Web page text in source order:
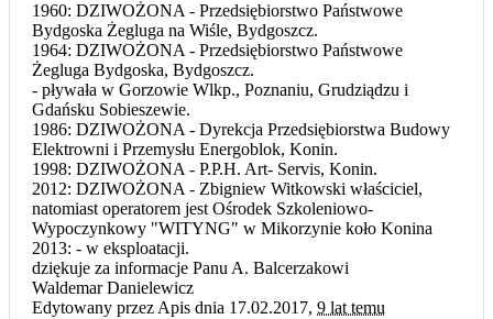
1960: DZIWOŻONA - Przedsiębiorstwo Państwowe
Bydgoska Żegluga na Wiśle, Bydgoszcz.
1964: DZIWOŻONA - Przedsiębiorstwo Państwowe
Żegluga Bydgoska, Bydgoszcz.
- pływała w Gorzowie Wlkp., Poznaniu, Grudziądzu i
Gdańsku Sobieszewie.
1986: DZIWOŻONA - Dyrekcja Przedsiębiorstwa Budowy
Elektrowni i Przemysłu Energoblok, Konin.
1998: DZIWOŻONA - P.P.H. Art- Servis, Konin.
2012: DZIWOŻONA - Zbigniew Witkowski właściciel,
natomiast operatorem jest Ośrodek Szkoleniowo-
Wypoczynkowy "WITYNG" w Mikorzynie koło Konina
2013: - w eksploatacji.
dziękuje za informacje Panu A. Balcerzakowi
Waldemar Danielewicz
Edytowany przez Apis dnia 17.02.2017, 9 lat temu